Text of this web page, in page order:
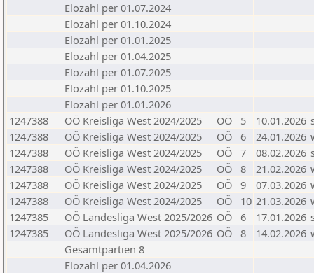
Elozahl per 01.07.2024
Elozahl per 01.10.2024
Elozahl per 01.01.2025
Elozahl per 01.04.2025
Elozahl per 01.07.2025
Elozahl per 01.10.2025
Elozahl per 01.01.2026
1247388
OÖ Kreisliga West 2024/2025 OÖ 5 10.01.2026
1247388
OÖ Kreisliga West 2024/2025 OÖ 6 24.01.2026
1247388
OÖ Kreisliga West 2024/2025 OÖ 7 08.02.2026
1247388
OÖ Kreisliga West 2024/2025 OÖ 8 21.02.2026
1247388
OÖ Kreisliga West 2024/2025 OÖ 9 07.03.2026
1247388
OÖ Kreisliga West 2024/2025 OÖ 10 21.03.2026
1247385
OÖ Landesliga West 2025/2026 OÖ 6 17.01.2026
1247385
OÖ Landesliga West 2025/2026 OÖ 8 14.02.2026
Gesamtpartien 8
Elozahl per 01.04.2026